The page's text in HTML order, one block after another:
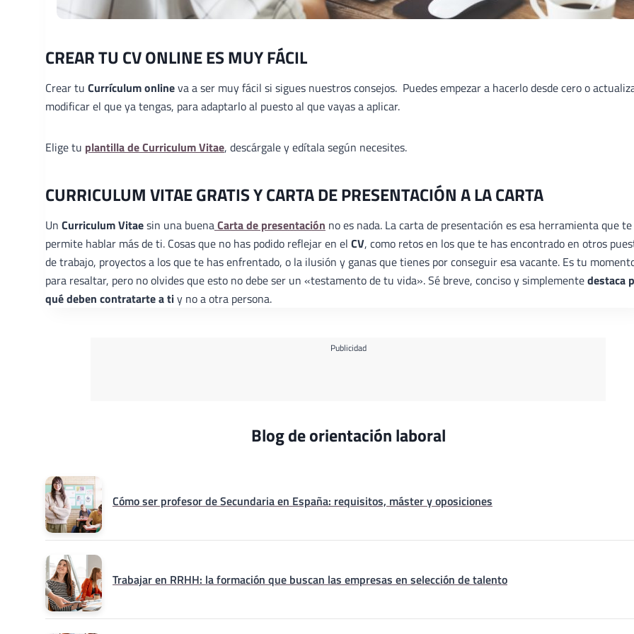
CREAR TU CV ONLINE ES MUY FÁCIL
Crear tu Currículum onlineva a ser muy fácil si sigues nuestros consejos. Puedes empezar a hacerlo desde cero o
modificar el que ya tengas, para adaptarlo al puesto al que vayas a aplicar.
Elige tu plantilla de Curriculum Vitae, descárgale y edítala según necesites.
CURRICULUM VITAE GRATIS Y CARTA DE PRESENTACIÓN A LA CARTA
Un Curriculum Vitaesin una buenaCarta de presentación no es nada. La carta de presentación es esa herramienta que te
permite hablar más de ti. Cosas que no has podido reflejar en el CV, como retos en los que te has encontrado en otros
de trabajo, proyectos a los que te has enfrentado, o la ilusión y ganas que tienes por conseguir esa vacante. Es tu
para resaltar, pero no olvides que esto no debe ser un «testamento de tu vida». Sé breve, conciso y simplementedestaca
qué deben contratarte a tiy no a otra persona.
Publicidad
Blog de orientación laboral
Cómo ser profesor de Secundaria en España: requisitos, máster y oposiciones
Trabajar en RRHH: la formación que buscan las empresas en selección de talento